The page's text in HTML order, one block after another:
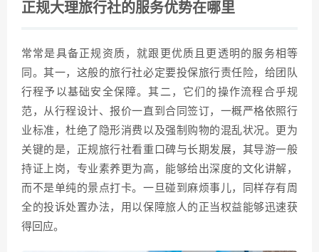
正规大理旅行社的服务优势在哪里
常常是具备正规资质，就跟更优质且更透明的服务相等
同。其一，这般的旅行社必定要投保旅行责任险，给团队
行程予以基础安全保障。其二，它们的操作流程合乎规
范，从行程设计、报价一直到合同签订，一概严格依照行
业标准，杜绝了隐形消费以及强制购物的混乱状况。更为
关键的是，正规旅行社看重口碑与长期发展，其导游一般
持证上岗，专业素养更为高，能够给出深度的文化讲解，
而不是单纯的景点打卡。一旦碰到麻烦事儿，同样存有周
全的投诉处置办法，用以保障旅人的正当权益能够迅速获
得回应。